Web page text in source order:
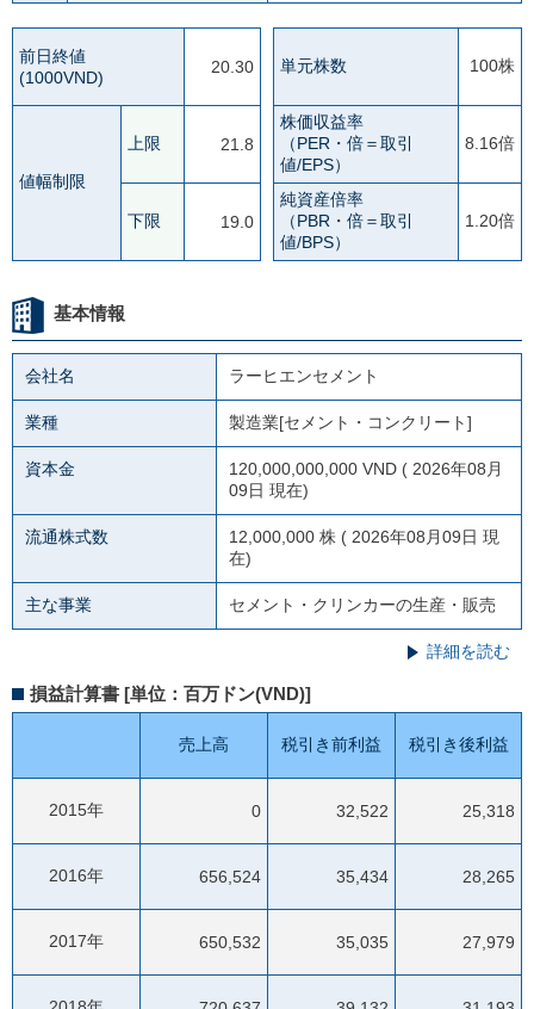
前日終値
(1000VND)
20.30
値幅制限
上限 21.8
下限 19.0
単元株数 100株
株価収益率
（PER・倍＝取引
値/EPS）
8.16倍
純資産倍率
（PBR・倍＝取引
値/BPS）
1.20倍
基本情報
会社名 ラーヒエンセメント
業種 製造業[セメント・コンクリート]
資本金
120,000,000,000 VND ( 2026年08月
09日 現在)
流通株式数
12,000,000 株 ( 2026年08月09日 現
在)
主な事業 セメント・クリンカーの生産・販売
詳細を読む
損益計算書 [単位：百万ドン(VND)]
売上高 税引き前利益 税引き後利益
2015年 0 32,522 25,318
2016年 656,524 35,434 28,265
2017年 650,532 35,035 27,979